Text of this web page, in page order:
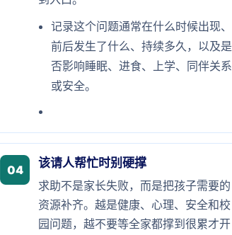
记录这个问题通常在什么时候出现、
前后发生了什么、持续多久，以及是
否影响睡眠、进食、上学、同伴关系
或安全。
04
该请人帮忙时别硬撑
求助不是家长失败，而是把孩子需要的
资源补齐。越是健康、心理、安全和校
园问题，越不要等全家都撑到很累才开